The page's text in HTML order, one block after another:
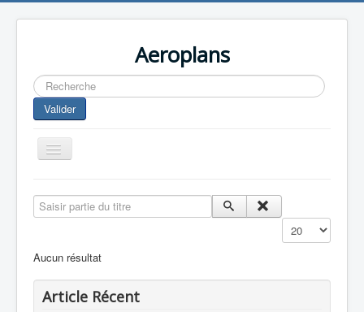
Aeroplans
Rechercher
Valider
Toggle
Navigation
Aviation Commerciale
Europespace
Saisir partie du titre
Affichage #
Aucun résultat
Article Récent